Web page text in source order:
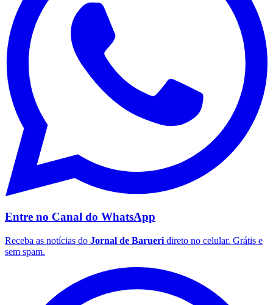
São Paulo
Entre no Canal do WhatsApp
Receba as notícias do Jornal de Barueri direto no celular. Grátis e
sem spam.